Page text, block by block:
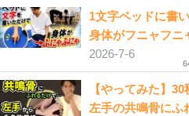
1文字ベッドに書
身体がフニャフニ
2026-7-6
【やってみた】30
左手の共鳴骨にふ